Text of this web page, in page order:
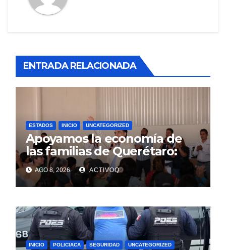
ENTRADA RELACIONADA
ESTADOS INICIO UNCATEGORIZED
Apoyamos la economía de
las familias de Querétaro:
Luis Nava
AGO 8, 2026 ACTIVOQ
INICIO POLICIACA SEGURIDAD UNCATEGORIZED